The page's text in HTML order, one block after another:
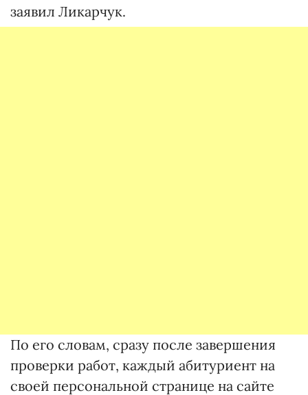
заявил Ликарчук.
По его словам, сразу после завершения
проверки работ, каждый абитуриент на
своей персональной странице на сайте